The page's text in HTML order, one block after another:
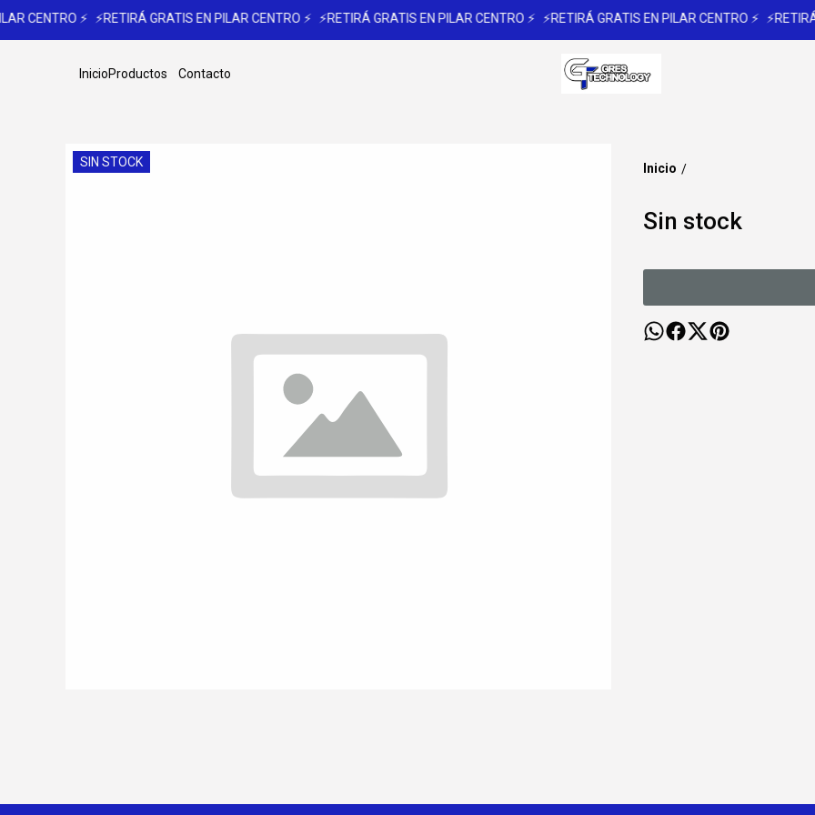
CENTRO ⚡ ⚡RETIRÁ GRATIS EN PILAR CENTRO ⚡ ⚡RETIRÁ GRATIS EN PILAR CENTRO ⚡ ⚡RETIRÁ GRATIS EN PILAR CENTRO ⚡ ⚡RETIRÁ
InicioProductos Contacto
SIN STOCK Inicio /
Sin stock